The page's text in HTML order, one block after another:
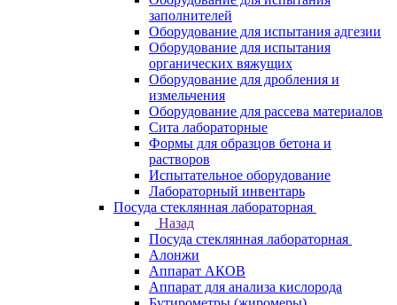
заполнителей
Оборудование для испытания адгезии
Оборудование для испытания
органических вяжущих
Оборудование для дробления и
измельчения
Оборудование для рассева материалов
Сита лабораторные
Формы для образцов бетона и
растворов
Испытательное оборудование
Лабораторный инвентарь
Посуда стеклянная лабораторная
Назад
Посуда стеклянная лабораторная
Алонжи
Аппарат АКОВ
Аппарат для анализа кислорода